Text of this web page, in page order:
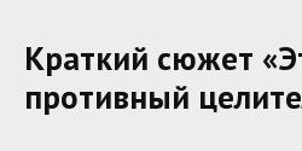
Краткий сюжет
противный